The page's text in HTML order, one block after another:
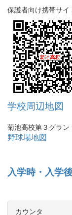
保護者向け携帯サイ
学校周辺地図
菊池高校第３グラン
野球場地図
入学時・入学
カウンタ